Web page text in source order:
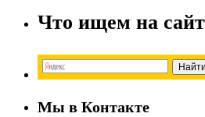
Что ищем на
Мы в Контакте